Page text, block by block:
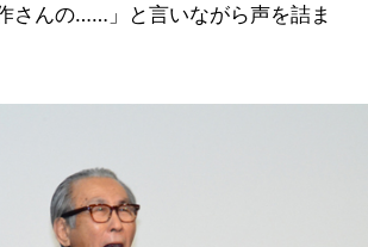
さんの……」と言いながら声を詰ま